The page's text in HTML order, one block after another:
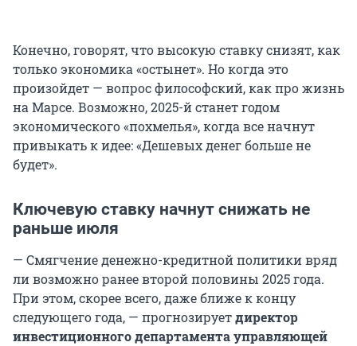
Конечно, говорят, что высокую ставку снизят, как
только экономика «остынет». Но когда это
произойдет — вопрос философский, как про жизнь
на Марсе. Возможно, 2025-й станет годом
экономического «похмелья», когда все начнут
привыкать к идее: «Дешевых денег больше не
будет».
Ключевую ставку начнут снижать не
раньше июля
— Смягчение денежно-кредитной политики вряд
ли возможно ранее второй половины 2025 года.
При этом, скорее всего, даже ближе к концу
следующего года, — прогнозируетдиректор
инвестиционного департамента управляющей